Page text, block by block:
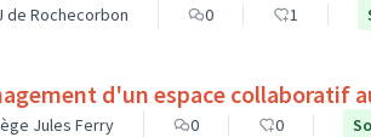
de Rochecorbon 0 1
d'un espace collaboratif
Jules Ferry 0 0